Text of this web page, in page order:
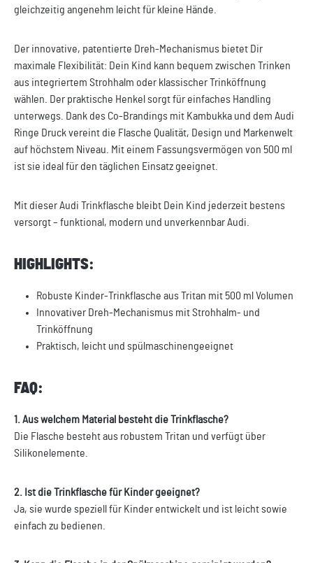
gleichzeitig angenehm leicht für kleine Hände.
Der innovative, patentierte Dreh-Mechanismus bietet Dir
maximale Flexibilität: Dein Kind kann bequem zwischen Trinken
aus integriertem Strohhalm oder klassischer Trinköffnung
wählen. Der praktische Henkel sorgt für einfaches Handling
unterwegs. Dank des Co-Brandings mit Kambukka und dem Audi
Ringe Druck vereint die Flasche Qualität, Design und Markenwelt
auf höchstem Niveau. Mit einem Fassungsvermögen von 500 ml
ist sie ideal für den täglichen Einsatz geeignet.
Mit dieser Audi Trinkflasche bleibt Dein Kind jederzeit bestens
versorgt – funktional, modern und unverkennbar Audi.
HIGHLIGHTS:
Robuste Kinder-Trinkflasche aus Tritan mit 500 ml Volumen
Innovativer Dreh-Mechanismus mit Strohhalm- und
Trinköffnung
Praktisch, leicht und spülmaschinengeeignet
FAQ:
1. Aus welchem Material besteht die Trinkflasche?
Die Flasche besteht aus robustem Tritan und verfügt über
Silikonelemente.
2. Ist die Trinkflasche für Kinder geeignet?
Ja, sie wurde speziell für Kinder entwickelt und ist leicht sowie
einfach zu bedienen.